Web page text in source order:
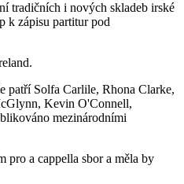
tradičních i nových skladeb irské
k zápisu partitur pod
patří Solfa Carlile, Rhona Clarke,
Kevin O'Connell,
mezinárodními
pro a cappella sbor a měla by